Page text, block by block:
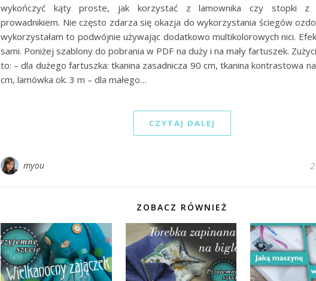
wykończyć kąty proste, jak korzystać z lamownika czy stopki z
prowadnikiem. Nie często zdarza się okazja do wykorzystania ściegów
wykorzystałam to podwójnie używając dodatkowo multikolorowych nici.
sami. Poniżej szablony do pobrania w PDF na duży i na mały fartuszek.
to: – dla dużego fartuszka: tkanina zasadnicza 90 cm, tkanina kontrastowa
cm, lamówka ok. 3 m – dla małego…
CZYTAJ DALEJ
myou
ZOBACZ RÓWNIEŻ